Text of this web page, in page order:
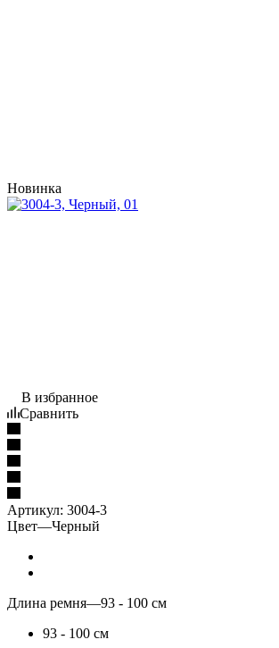
Новинка
В избранное
Сравнить
Артикул: 3004-3
Цвет—Черный
Длина ремня—93 - 100 см
93 - 100 см